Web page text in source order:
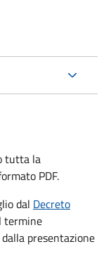
tutta la
PDF.
dal Decreto
termine
presentazione